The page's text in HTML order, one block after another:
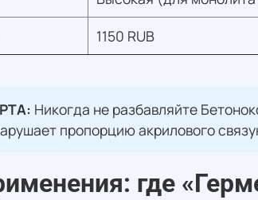
1150 RUB
Никогда не разбавляйте
пропорцию акрилового
где